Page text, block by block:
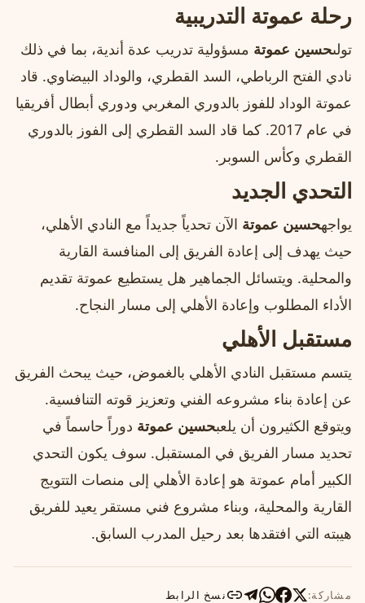
رحلة عموتة التدريبية
تولىحسين عموتة مسؤولية تدريب عدة أندية، بما في ذلك
نادي الفتح الرباطي، السد القطري، والوداد البيضاوي. قاد
عموتة الوداد للفوز بالدوري المغربي ودوري أبطال أفريقيا
في عام 2017. كما قاد السد القطري إلى الفوز بالدوري
القطري وكأس السوبر.
التحدي الجديد
يواجهحسين عموتة الآن تحدياً جديداً مع النادي الأهلي،
حيث يهدف إلى إعادة الفريق إلى المنافسة القارية
والمحلية. ويتسائل الجماهير هل يستطيع عموتة تقديم
الأداء المطلوب وإعادة الأهلي إلى مسار النجاح.
مستقبل الأهلي
يتسم مستقبل النادي الأهلي بالغموض، حيث يبحث الفريق
عن إعادة بناء مشروعه الفني وتعزيز قوته التنافسية.
ويتوقع الكثيرون أن يلعبحسين عموتة دوراً حاسماً في
تحديد مسار الفريق في المستقبل. سوف يكون التحدي
الكبير أمام عموتة هو إعادة الأهلي إلى منصات التتويج
القارية والمحلية، وبناء مشروع فني مستقر يعيد للفريق
هيبته التي افتقدها بعد رحيل المدرب السابق.
مشاركة: نسخ الرابط